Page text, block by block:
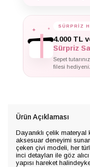
✦ SÜRPRİZ
4.000 TL
Sürpriz
Sepet
filesi
Ürün Açıklaması
Dayanıklı çelik
aksesuar deneyimi
çeken çivi modeli, her
inci detayları ile göz
yapısı hareket